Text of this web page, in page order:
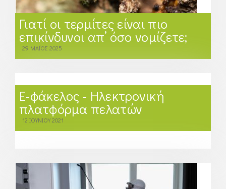
Γιατί οι τερμίτες είναι πιο
επικίνδυνοι απ’ όσο νομίζετε;
29 ΜΑΪΟΣ 2025
Ε-φάκελος - Ηλεκτρονική
πλατφόρμα πελατών
12 ΙΟΥΝΊΟΥ 2021